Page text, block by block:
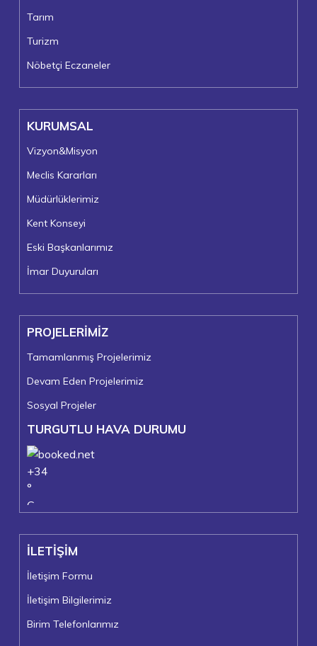
Tarım
Turizm
Nöbetçi Eczaneler
KURUMSAL
Vizyon&Misyon
Meclis Kararları
Müdürlüklerimiz
Kent Konseyi
Eski Başkanlarımız
İmar Duyuruları
PROJELERİMİZ
Tamamlanmış Projelerimiz
Devam Eden Projelerimiz
Sosyal Projeler
TURGUTLU HAVA DURUMU
+34
°
C
+23°
Turgutlu
Cumartesi, 08
İLETİŞİM
İletişim Formu
İletişim Bilgilerimiz
Birim Telefonlarımız